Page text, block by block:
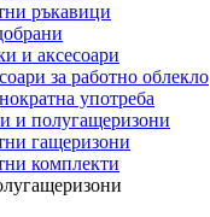
ръкавици
и аксесоари
за работно облекло
употреба
и полугащеризони
гащеризони
комплекти